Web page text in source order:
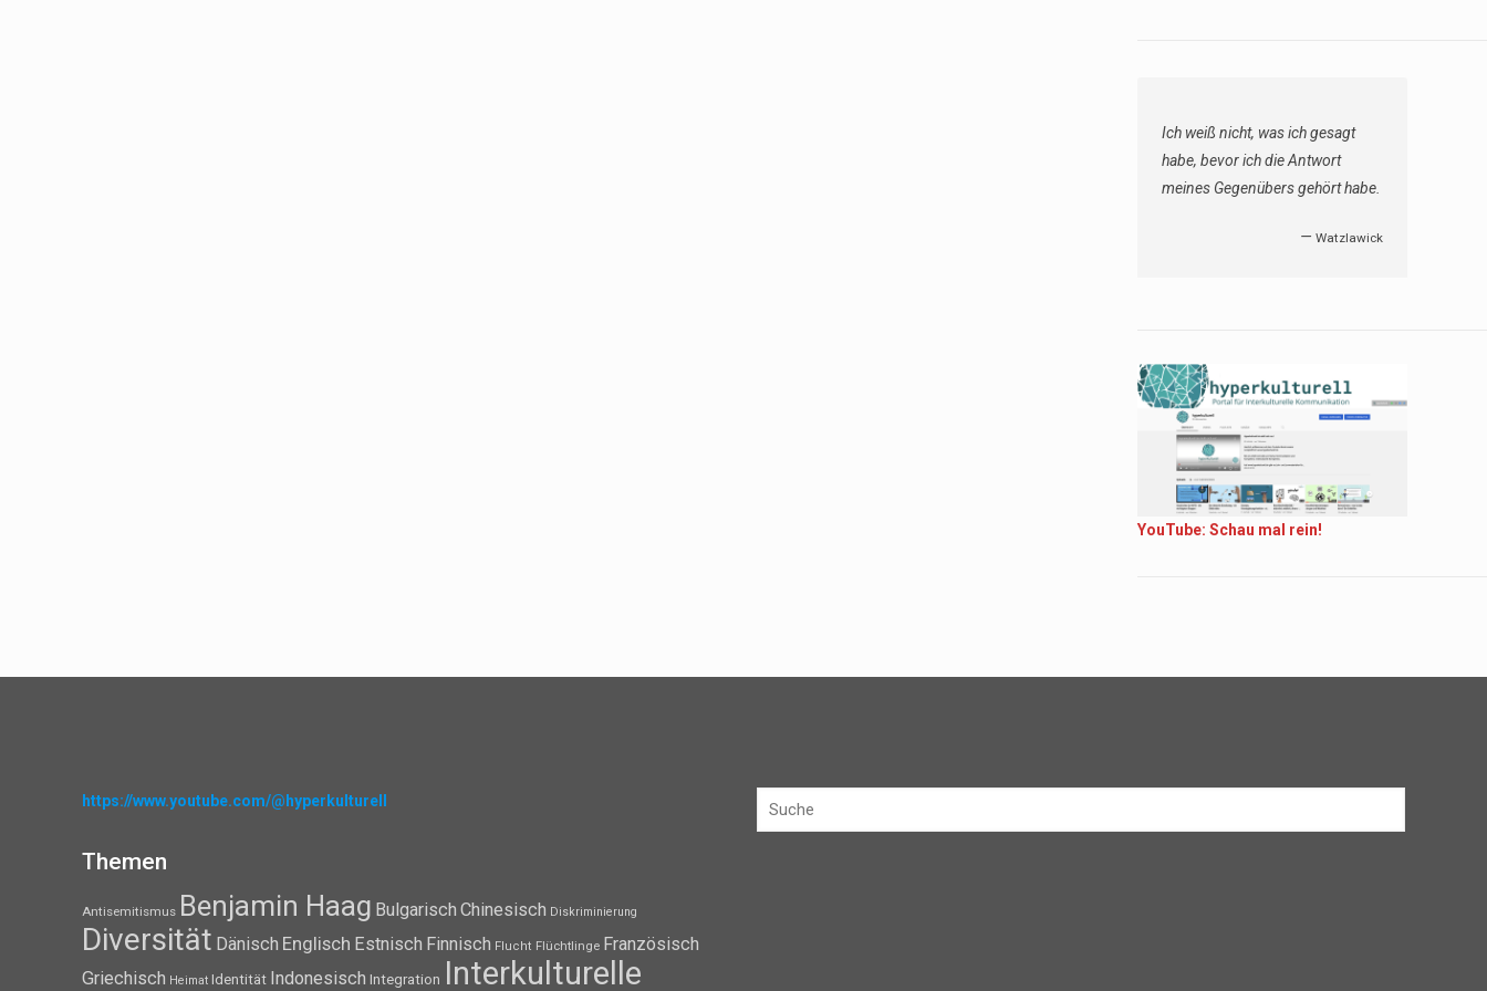
Ich weiß nicht, was ich gesagt
habe, bevor ich die Antwort
meines Gegenübers gehört habe.
— Watzlawick
YouTube: Schau mal rein!
https://www.youtube.com/@hyperkulturell
Themen
Antisemitismus Benjamin Haag Bulgarisch Chinesisch Diskriminierung
Diversität Dänisch Englisch Estnisch Finnisch Flucht Flüchtlinge Französisch
Griechisch Heimat Identität Indonesisch Integration Interkulturelle